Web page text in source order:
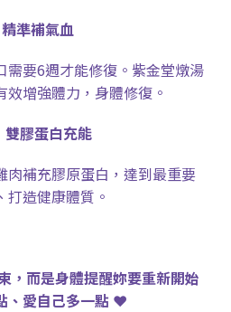
精準補氣血
需要6週才能修復。紫金堂燉湯
增強體力，身體修復。
雙膠蛋白充能
肉補充膠原蛋白，達到最重要
造健康體質。
，而是身體提醒妳要重新開始
、愛自己多一點 ❤️